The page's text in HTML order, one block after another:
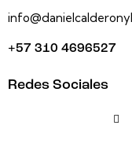
+57 310 4696527
Redes Sociales